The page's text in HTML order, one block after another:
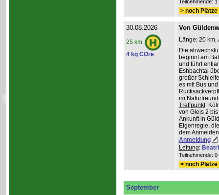
Teilnehmende:
> noch
30.08.2026
25 km
4 kg CO2e
Von
Länge: 20 km,
Die
beginnt am
und führt
Eshbachtal
großer
es mit Bus
im
Treffpunkt:
von Gleis 2
Ankunft in
Eigenregie,
dem
Anmeldung
Leitung:
Teilnehmende:
> noch
September